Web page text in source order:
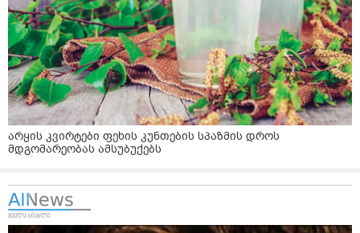
არყის კვირტები ფეხის კუნთების სპაზმის დროს
მდგომარეობას ამსუბუქებს